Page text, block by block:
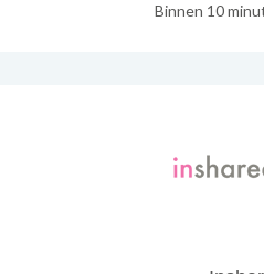
Binnen 10